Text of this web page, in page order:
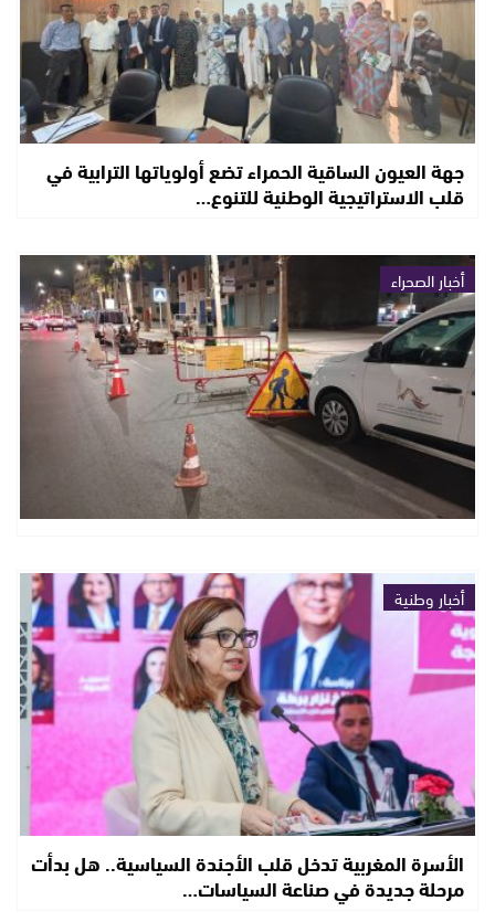
جهة العيون الساقية الحمراء تضع أولوياتها الترابية في
قلب الاستراتيجية الوطنية للتنوع…
أخبار الصحراء
أخبار وطنية
الأسرة المغربية تدخل قلب الأجندة السياسية.. هل بدأت
مرحلة جديدة في صناعة السياسات…